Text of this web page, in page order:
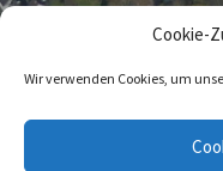
Cookie-
Wir verwenden Cookies, um
Höxter, Nordrhein-
Einwohner – Stand